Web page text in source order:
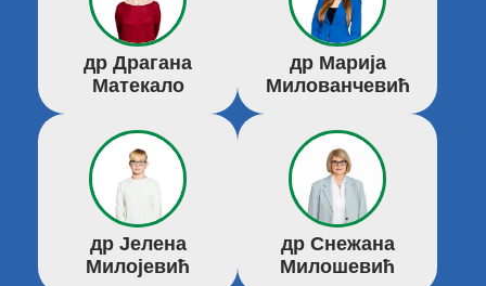
др Драгана
Матекало
др Марија
Милованчевић
др Јелена
Милојевић
др Снежана
Милошевић